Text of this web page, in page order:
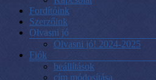
Fordítóink
Szerzőink
Olvasni jó
Olvasni jó! 2024-2025
Fiók
beállítások
cím módosítása